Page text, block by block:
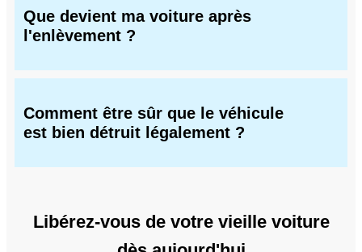
Que devient ma voiture après
l'enlèvement ?
Comment être sûr que le véhicule
est bien détruit légalement ?
Libérez-vous de votre vieille voiture